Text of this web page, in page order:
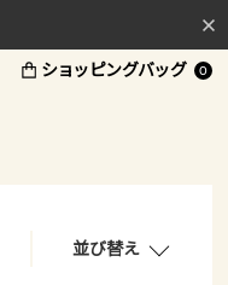
ショッピングバッグ 0
並び替え